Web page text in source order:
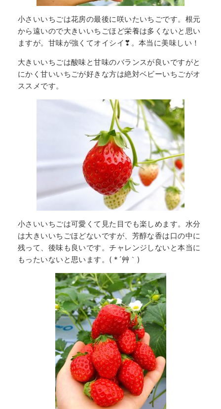
小さいいちごは花房の最後に咲いたいちごです。根元
から遠いので大きいいちごほど栄養は多くないと思い
ますが。甘味が強くてオイシイ❣。本当に美味しい！
大きいいちごは酸味と甘味のバランスが良いですがと
にかく甘いいちごが好きな方は絶対ベビーいちごがオ
ススメです。
小さいいちごは可愛くて見た目でも楽しめます。水分
は大きいいちごほどないですが、芳醇な香は口の中に
残って、後味も良いです。チャレンジしないと本当に
もったいないと思います。( *´艸｀)